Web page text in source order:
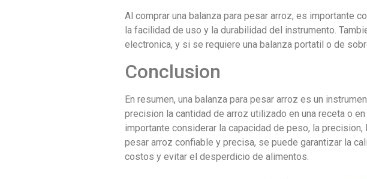
Al comprar una balanza para pesar arroz, es importante
la facilidad de uso y la durabilidad del instrumento.
electronica, y si se requiere una balanza portatil o de
Conclusion
En resumen, una balanza para pesar arroz es un
precision la cantidad de arroz utilizado en una receta o
importante considerar la capacidad de peso, la
pesar arroz confiable y precisa, se puede garantizar la
costos y evitar el desperdicio de alimentos.